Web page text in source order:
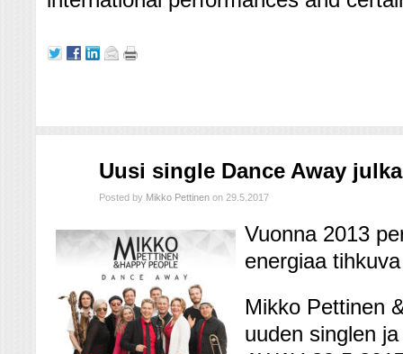
Uusi single Dance Away
Posted by Mikko Pettinen on 29.5.2017
Vuonna 2013
energiaa
Mikko Pettinen
uuden singlen